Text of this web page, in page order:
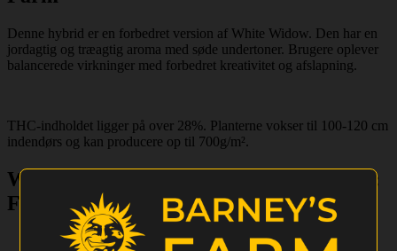
Denne hybrid er en forbedret version af White Widow. Den har en
jordagtig og træagtig aroma med søde undertoner. Brugere oplever
balancerede virkninger med forbedret kreativitet og afslapning.
THC-indholdet ligger på over 28%. Planterne vokser til 100-120 cm
indendørs og kan producere op til 700g/m².
White Widow XXL Cannabis Frø - Type:
Feminiseret Cannabissort
1 Frø per pakke
€13.43